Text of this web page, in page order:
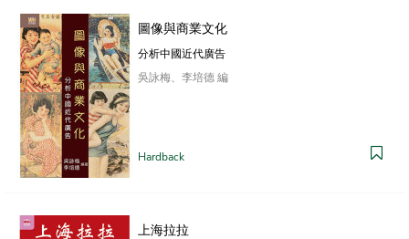
圖像與商業文化
分析中國近代廣告
吳詠梅、李培德 編
Hardback
上海拉拉